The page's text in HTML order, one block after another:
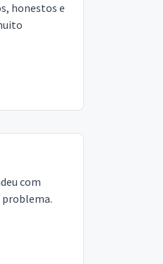
honestos e
com
problema.